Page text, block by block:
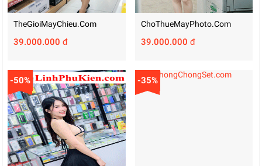
TheGioiMayChieu.com
39.000.000 đ
ChoThueMayPhoto.com
39.000.000 đ
-50% -35%